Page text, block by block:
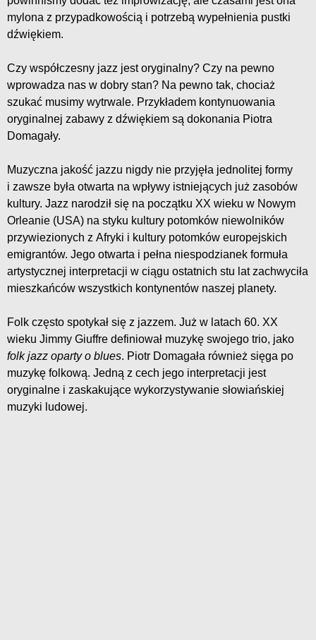
mylona z przypadkowością i potrzebą wypełnienia pustki
dźwiękiem.
Czy współczesny jazz jest oryginalny? Czy na pewno
wprowadza nas w dobry stan? Na pewno tak, chociaż
szukać musimy wytrwale. Przykładem kontynuowania
oryginalnej zabawy z dźwiękiem są dokonania Piotra
Domagały.
Muzyczna jakość jazzu nigdy nie przyjęła jednolitej formy
i zawsze była otwarta na wpływy istniejących już zasobów
kultury. Jazz narodził się na początku XX wieku w Nowym
Orleanie (USA) na styku kultury potomków niewolników
przywiezionych z Afryki i kultury potomków europejskich
emigrantów. Jego otwarta i pełna niespodzianek formuła
artystycznej interpretacji w ciągu ostatnich stu lat zachwyciła
mieszkańców wszystkich kontynentów naszej planety.
Folk często spotykał się z jazzem. Już w latach 60. XX
wieku Jimmy Giuffre definiował muzykę swojego trio, jako
folk jazz oparty o blues. Piotr Domagała również sięga po
muzykę folkową. Jedną z cech jego interpretacji jest
oryginalne i zaskakujące wykorzystywanie słowiańskiej
muzyki ludowej.